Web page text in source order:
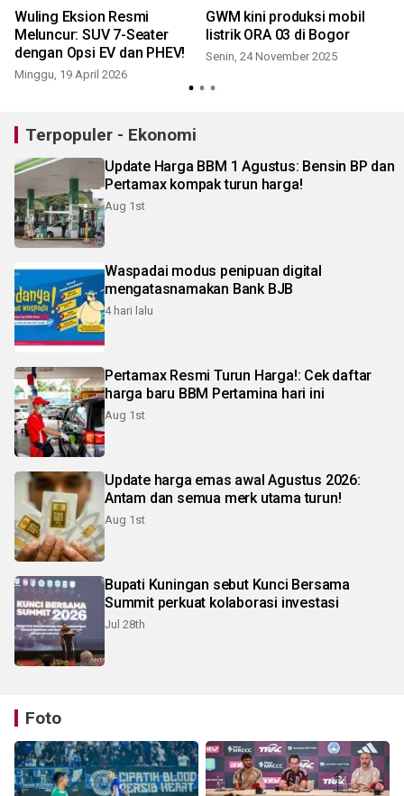
Wuling Eksion Resmi
Meluncur: SUV 7-Seater
dengan Opsi EV dan PHEV!
Minggu, 19 April 2026
GWM kini produksi mobil
listrik ORA 03 di Bogor
Senin, 24 November 2025
Terpopuler - Ekonomi
Update Harga BBM 1 Agustus: Bensin BP dan
Pertamax kompak turun harga!
Aug 1st
Waspadai modus penipuan digital
mengatasnamakan Bank BJB
4 hari lalu
Pertamax Resmi Turun Harga!: Cek daftar
harga baru BBM Pertamina hari ini
Aug 1st
Update harga emas awal Agustus 2026:
Antam dan semua merk utama turun!
Aug 1st
Bupati Kuningan sebut Kunci Bersama
Summit perkuat kolaborasi investasi
Jul 28th
Foto